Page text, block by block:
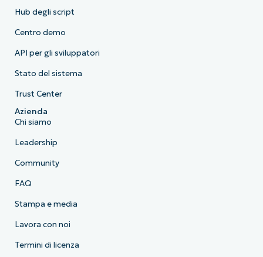
Hub degli script
Centro demo
API per gli sviluppatori
Stato del sistema
Trust Center
Azienda
Chi siamo
Leadership
Community
FAQ
Stampa e media
Lavora con noi
Termini di licenza